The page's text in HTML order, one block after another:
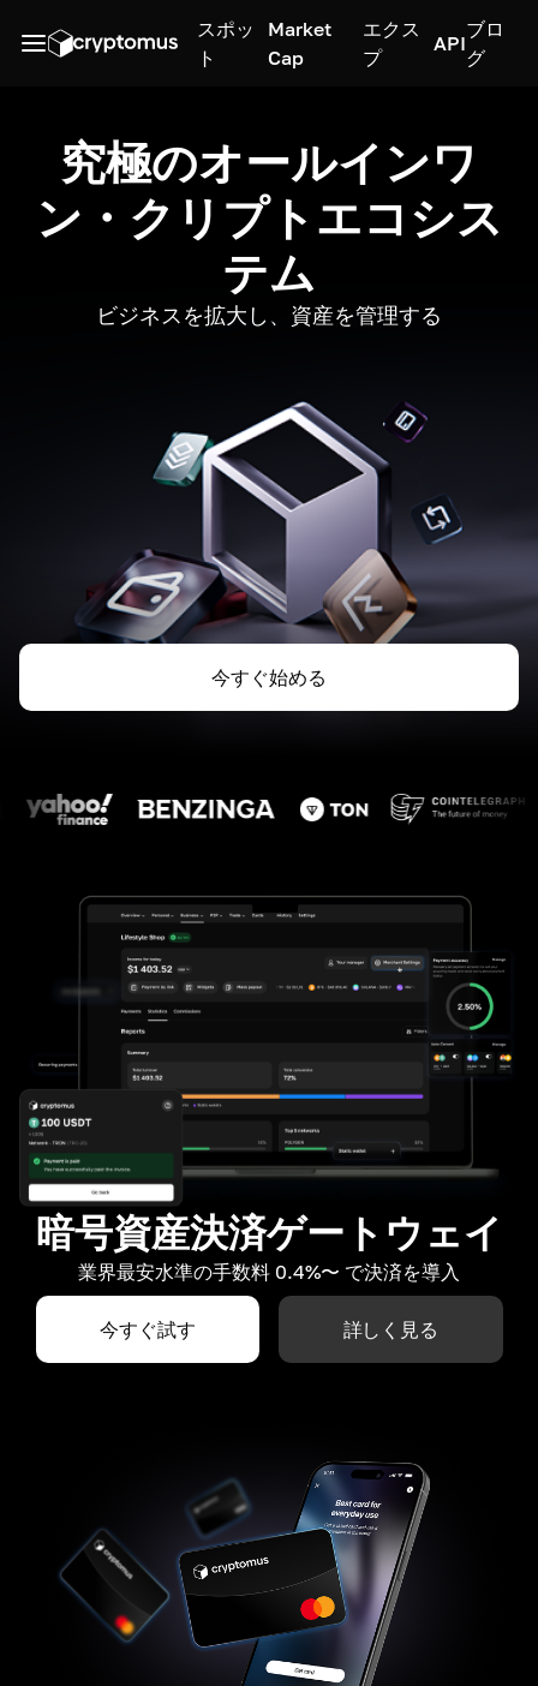
スポッ
ト
Market
Cap
エクス
プ
API
ブロ
グ
究極のオールインワ
ン・クリプトエコシス
テム
ビジネスを拡大し、資産を管理する
今すぐ始める
暗号資産決済ゲートウェイ
業界最安水準の手数料 0.4%〜 で決済を導入
今すぐ試す 詳しく見る